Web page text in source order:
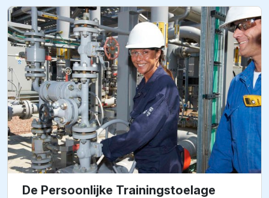
De Persoonlijke Trainingstoelage